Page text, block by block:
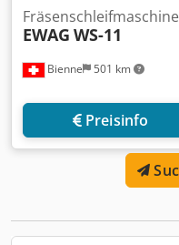
Bienne 501 km
Fräsenschleifmaschine
EWAG WS-11
Preisinfo